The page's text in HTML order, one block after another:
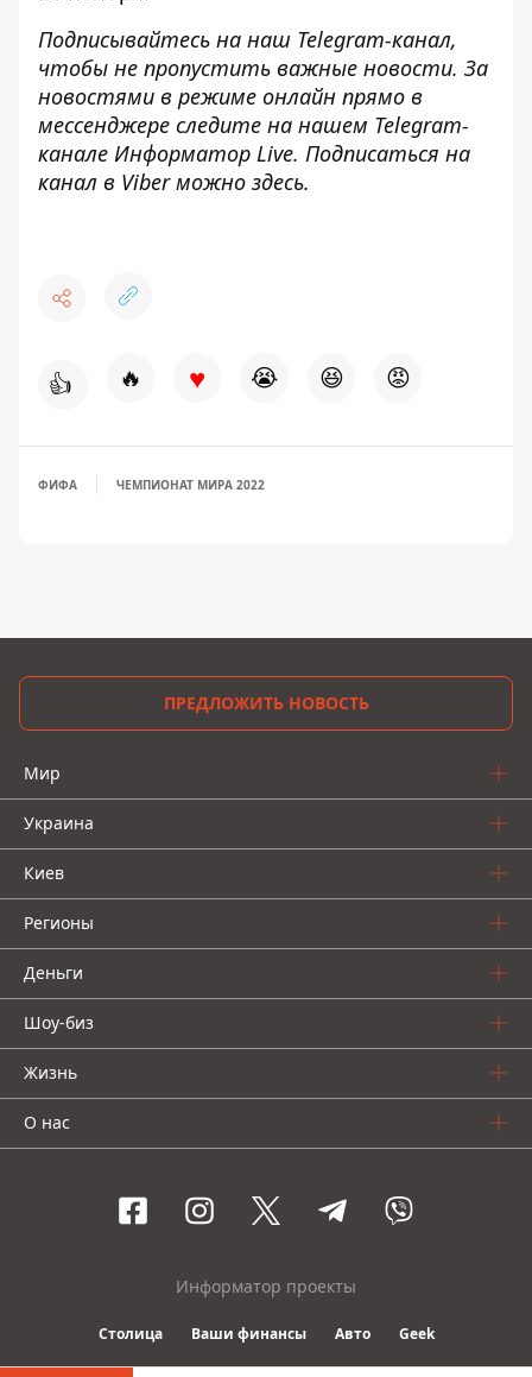
Подписывайтесь на наш Telegram-канал,
чтобы не пропустить важные новости. За
новостями в режиме онлайн прямо в
мессенджере следите на нашем Telegram-
канале Информатор Live. Подписаться на
канал в Viber можно здесь.
👍 🔥 ♥ 😭 😆 😡
ФИФА ЧЕМПИОНАТ МИРА 2022
ПРЕДЛОЖИТЬ НОВОСТЬ
Мир
Украина
Киев
Регионы
Деньги
Шоу-биз
Жизнь
О нас
Информатор проекты
Столица Ваши финансы Авто Geek